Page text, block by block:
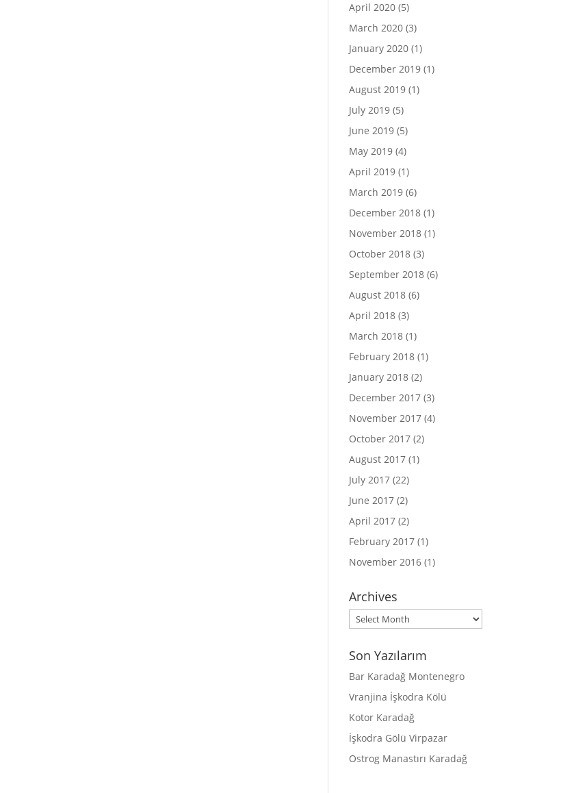
April 2020 (5)
March 2020 (3)
January 2020 (1)
December 2019 (1)
August 2019 (1)
July 2019 (5)
June 2019 (5)
May 2019 (4)
April 2019 (1)
March 2019 (6)
December 2018 (1)
November 2018 (1)
October 2018 (3)
September 2018 (6)
August 2018 (6)
April 2018 (3)
March 2018 (1)
February 2018 (1)
January 2018 (2)
December 2017 (3)
November 2017 (4)
October 2017 (2)
August 2017 (1)
July 2017 (22)
June 2017 (2)
April 2017 (2)
February 2017 (1)
November 2016 (1)
Archives
Archives
Son Yazılarım
Bar Karadağ Montenegro
Vranjina İşkodra Kölü
Kotor Karadağ
İşkodra Gölü Virpazar
Ostrog Manastırı Karadağ